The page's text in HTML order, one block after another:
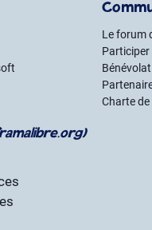
Le forum
Participer
Charte